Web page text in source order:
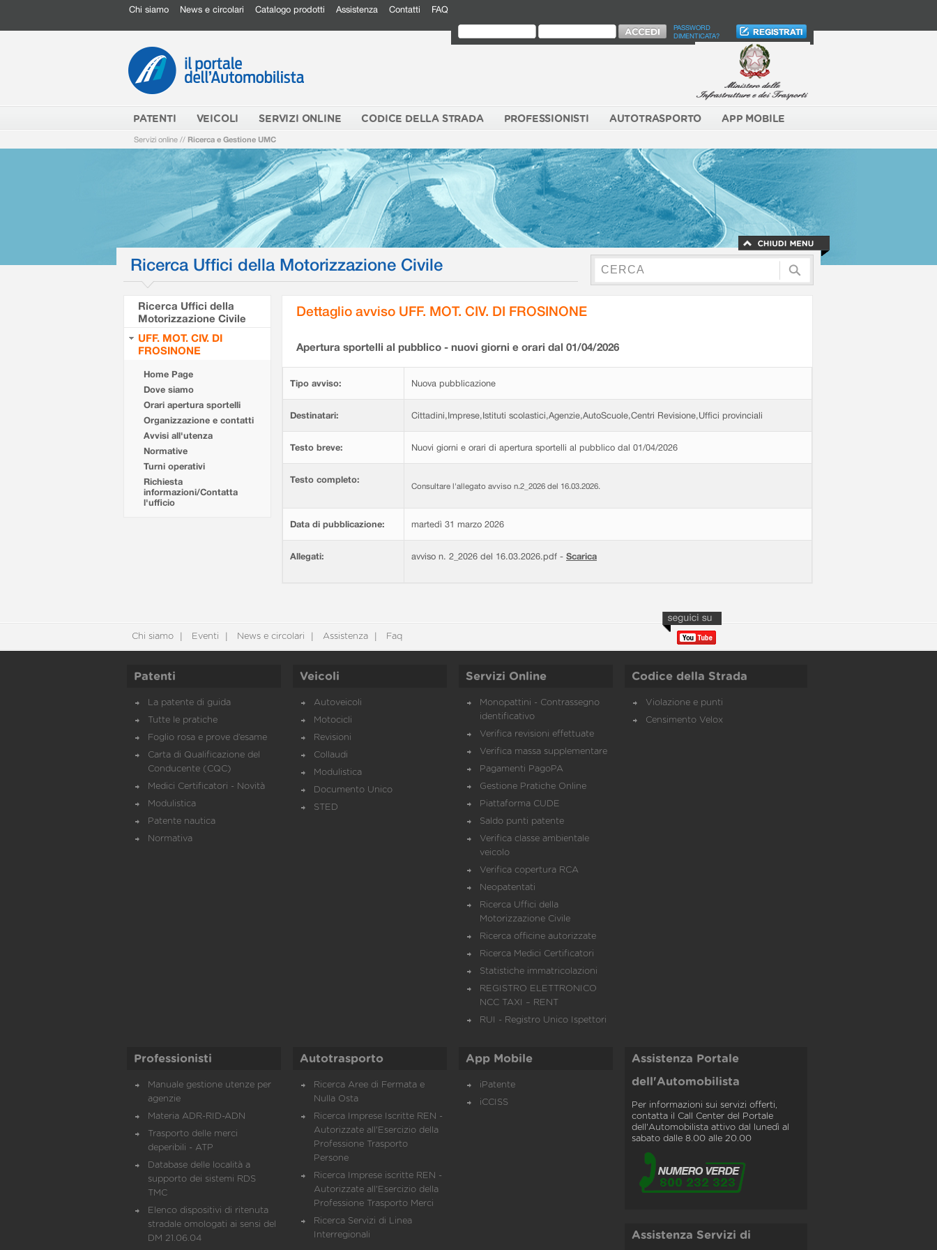
Chi siamo News e circolari Catalogo prodotti Assistenza Contatti FAQ
PASSWORD
DIMENTICATA?
PATENTI VEICOLI SERVIZI ONLINE CODICE DELLA STRADA PROFESSIONISTI AUTOTRASPORTO APP MOBILE
Servizi online // Ricerca e Gestione UMC
Ricerca Uffici della Motorizzazione Civile
Ricerca Uffici della
Motorizzazione Civile
UFF. MOT. CIV. DI
FROSINONE
Home Page
Dove siamo
Orari apertura sportelli
Organizzazione e contatti
Avvisi all'utenza
Normative
Turni operativi
Richiesta
informazioni/Contatta
l'ufficio
Dettaglio avviso UFF. MOT. CIV. DI FROSINONE
Apertura sportelli al pubblico - nuovi giorni e orari dal 01/04/2026
Tipo avviso: Nuova pubblicazione
Destinatari: Cittadini,Imprese,Istituti scolastici,Agenzie,AutoScuole,Centri Revisione,Uffici provinciali
Testo breve: Nuovi giorni e orari di apertura sportelli al pubblico dal 01/04/2026
Testo completo:
Consultare l'allegato avviso n.2_2026 del 16.03.2026.
Data di pubblicazione: martedì 31 marzo 2026
Allegati: avviso n. 2_2026 del 16.03.2026.pdf - Scarica
Chi siamo Eventi News e circolari Assistenza Faq
Patenti
La patente di guida
Tutte le pratiche
Foglio rosa e prove d’esame
Carta di Qualificazione del
Conducente (CQC)
Medici Certificatori - Novità
Modulistica
Patente nautica
Normativa
Veicoli
Autoveicoli
Motocicli
Revisioni
Collaudi
Modulistica
Documento Unico
STED
Servizi Online
Monopattini - Contrassegno
identificativo
Verifica revisioni effettuate
Verifica massa supplementare
Pagamenti PagoPA
Gestione Pratiche Online
Piattaforma CUDE
Saldo punti patente
Verifica classe ambientale
veicolo
Verifica copertura RCA
Neopatentati
Ricerca Uffici della
Motorizzazione Civile
Ricerca officine autorizzate
Ricerca Medici Certificatori
Statistiche immatricolazioni
REGISTRO ELETTRONICO
NCC TAXI – RENT
RUI - Registro Unico Ispettori
Codice della Strada
Violazione e punti
Censimento Velox
Professionisti
Manuale gestione utenze per
agenzie
Materia ADR-RID-ADN
Trasporto delle merci
deperibili - ATP
Database delle località a
supporto dei sistemi RDS
TMC
Elenco dispositivi di ritenuta
stradale omologati ai sensi del
DM 21.06.04
Autotrasporto
Ricerca Aree di Fermata e
Nulla Osta
Ricerca Imprese Iscritte REN -
Autorizzate all'Esercizio della
Professione Trasporto
Persone
Ricerca Imprese iscritte REN -
Autorizzate all'Esercizio della
Professione Trasporto Merci
Ricerca Servizi di Linea
Interregionali
App Mobile
iPatente
iCCISS
Assistenza Portale
dell'Automobilista
Per informazioni sui servizi offerti,
contatta il Call Center del Portale
dell'Automobilista attivo dal lunedì al
sabato dalle 8.00 alle 20.00
Assistenza Servizi di